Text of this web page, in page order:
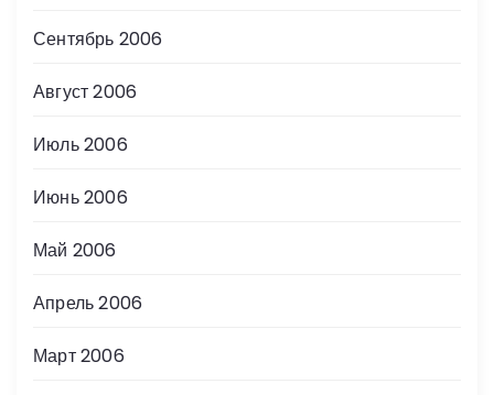
Сентябрь 2006
Август 2006
Июль 2006
Июнь 2006
Май 2006
Апрель 2006
Март 2006